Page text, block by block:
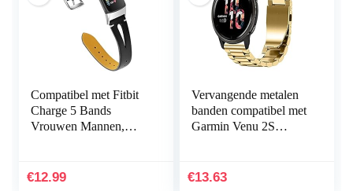
Compatibel met Fitbit
Charge 5 Bands
Vrouwen Mannen,
Horlogeband
€12.99
Vervangende metalen
banden compatibel met
Garmin Venu 2S
horlogeband bandjes
€13.63